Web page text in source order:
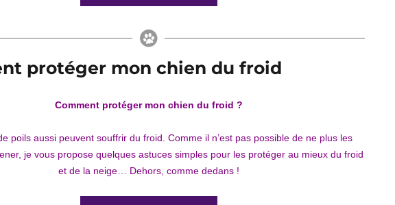
protéger mon chien du froid
Comment protéger mon chien du froid ?
poils aussi peuvent souffrir du froid. Comme il n’est pas possible de ne plus les
je vous propose quelques astuces simples pour les protéger au mieux du froid
et de la neige… Dehors, comme dedans !